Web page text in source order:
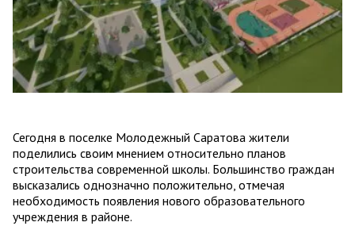
Сегодня в поселке Молодежный Саратова жители
поделились своим мнением относительно планов
строительства современной школы. Большинство граждан
высказались однозначно положительно, отмечая
необходимость появления нового образовательного
учреждения в районе.